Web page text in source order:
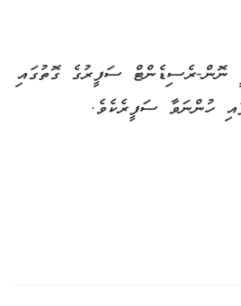
ނޮން-ރެސިޑެންޓް ސަފީރުގެ ގޮތުގައި
ހުންނަވާ ސަފީރެކެވެ.